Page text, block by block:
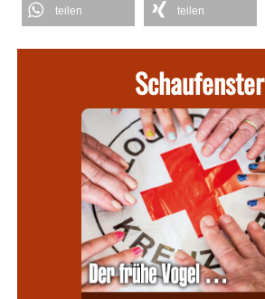
teilen teilen
Schaufenster